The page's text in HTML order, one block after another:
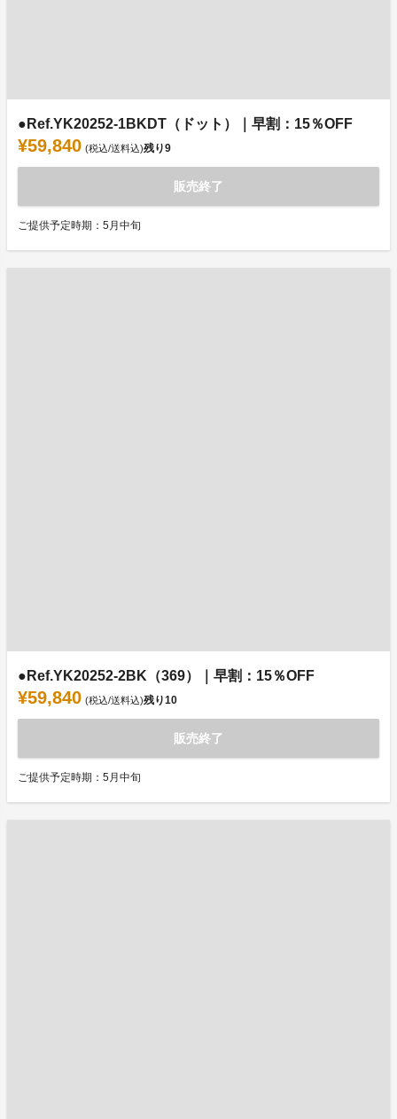
●Ref.YK20252-1BKDT（ドット）｜早割：15％OFF
¥59,840 (税込/送料込)残り9
販売終了
ご提供予定時期：5月中旬
●Ref.YK20252-2BK（369）｜早割：15％OFF
¥59,840 (税込/送料込)残り10
販売終了
ご提供予定時期：5月中旬